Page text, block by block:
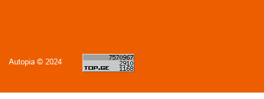
Autopia © 2024